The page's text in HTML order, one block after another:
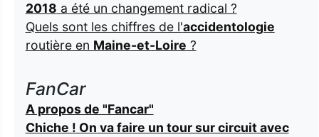
2018 a été un changement radical ?
Quels sont les chiffres de l'accidentologie
routière en Maine-et-Loire ?
FanCar
A propos de "Fancar"
Chiche ! On va faire un tour sur circuit avec